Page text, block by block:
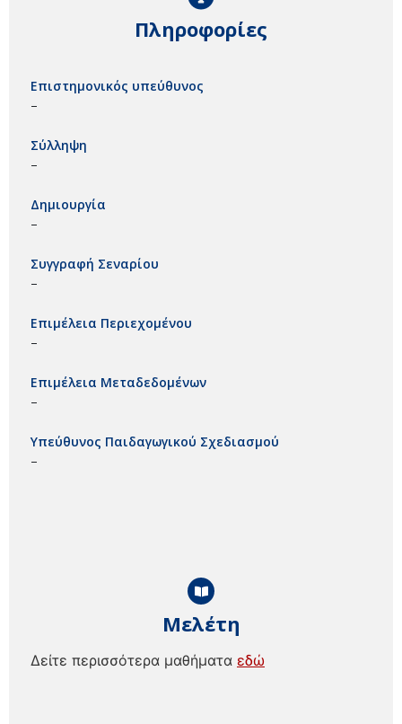
Μελέτη
Δείτε περισσότερα μαθήματα εδώ
Πληροφορίες
Επιστημονικός υπεύθυνος
–
Σύλληψη
–
Δημιουργία
–
Συγγραφή Σεναρίου
–
Επιμέλεια Περιεχομένου
–
Επιμέλεια Μεταδεδομένων
–
Υπεύθυνος Παιδαγωγικού Σχεδιασμού
–